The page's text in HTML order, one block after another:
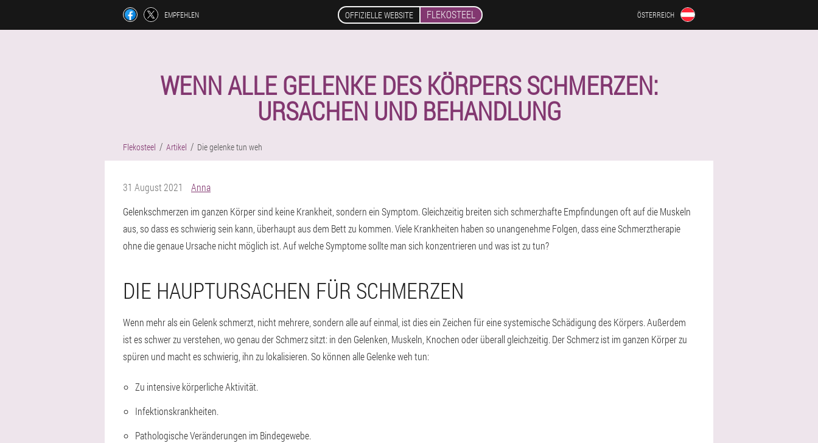
EMPFEHLEN OFFIZIELLE WEBSITE FLEKOSTEEL ÖSTERREICH
WENN ALLE GELENKE DES KÖRPERS SCHMERZEN:
URSACHEN UND BEHANDLUNG
Flekosteel Artikel Die gelenke tun weh
31 August 2021
Anna
Gelenkschmerzen im ganzen Körper sind keine Krankheit, sondern ein Symptom. Gleichzeitig breiten sich schmerzhafte Empfindungen oft auf die Muskeln
aus, so dass es schwierig sein kann, überhaupt aus dem Bett zu kommen. Viele Krankheiten haben so unangenehme Folgen, dass eine Schmerztherapie
ohne die genaue Ursache nicht möglich ist. Auf welche Symptome sollte man sich konzentrieren und was ist zu tun?
DIE HAUPTURSACHEN FÜR SCHMERZEN
Wenn mehr als ein Gelenk schmerzt, nicht mehrere, sondern alle auf einmal, ist dies ein Zeichen für eine systemische Schädigung des Körpers. Außerdem
ist es schwer zu verstehen, wo genau der Schmerz sitzt: in den Gelenken, Muskeln, Knochen oder überall gleichzeitig. Der Schmerz ist im ganzen Körper zu
spüren und macht es schwierig, ihn zu lokalisieren. So können alle Gelenke weh tun:
Zu intensive körperliche Aktivität.
Infektionskrankheiten.
Pathologische Veränderungen im Bindegewebe.